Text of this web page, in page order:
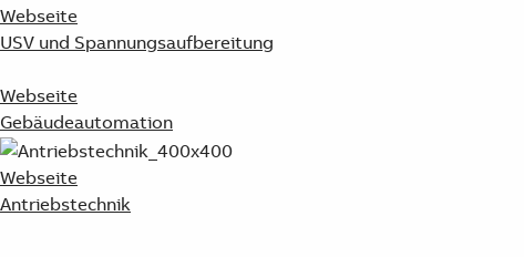
Webseite
USV und Spannungsaufbereitung
Webseite
Gebäudeautomation
Webseite
Antriebstechnik